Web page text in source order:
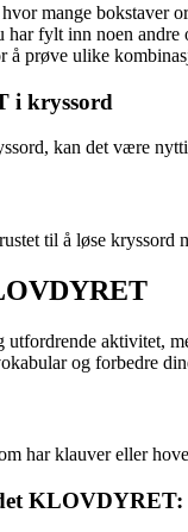
mange bokstaver
har fylt inn noen
prøve ulike
i kryssord
kan det være
til å løse
utfordrende aktivitet,
og forbedre
klauver eller
KLOVDYRET: